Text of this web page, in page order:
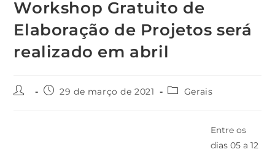
Workshop Gratuito de
Elaboração de Projetos será
realizado em abril
29 de março de 2021 Gerais
Entre os
dias 05 a 12